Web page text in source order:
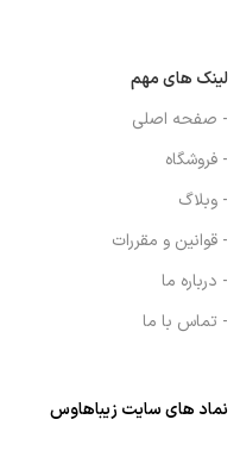
لینک های مهم
- صفحه اصلی
- فروشگاه
- وبلاگ
- قوانین و مقررات
- درباره ما
- تماس با ما
نماد های سایت زیباهاوس